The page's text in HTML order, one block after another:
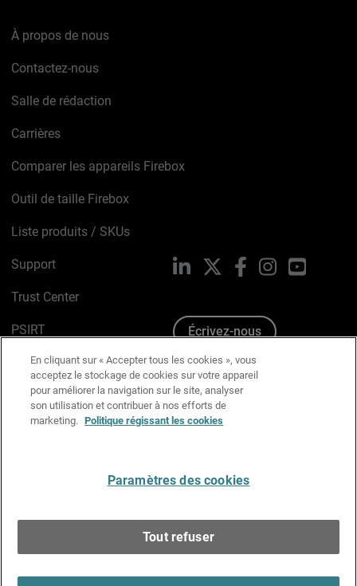
À propos de nous
Contactez-nous
Salle de rédaction
Carrières
Comparer les appareils Firebox
Outil de taille Firebox
Liste produits / SKUs
Support
Trust Center
PSIRT
Avis sur les cookies
Politique de confidentialité
Charte Graphique
LinkedIn FacebookInstagramYouTube
Écrivez-nous
En cliquant sur « Accepter tous les cookies », vous
acceptez le stockage de cookies sur votre appareil
pour améliorer la navigation sur le site, analyser
son utilisation et contribuer à nos efforts de
marketing. Politique régissant les cookies
Paramètres des cookies
Tout refuser